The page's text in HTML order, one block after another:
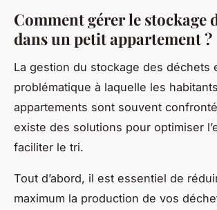
Comment gérer le stockage
dans un petit appartement ?
La gestion du stockage des déchets
problématique à laquelle les
appartements sont souvent
existe des solutions pour optimiser
faciliter le tri.
Tout d’abord, il est essentiel de
maximum la production de vos